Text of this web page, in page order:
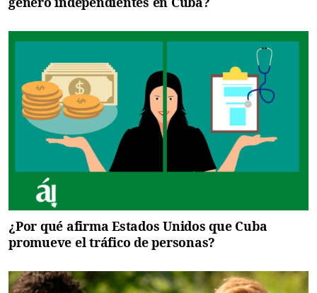
¿Por qué afirma Estados Unidos que Cuba
promueve el tráfico de personas?